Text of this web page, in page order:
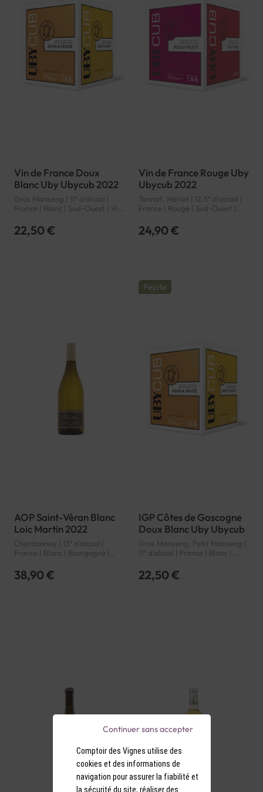
Vin de France Doux
Blanc Uby Ubycub 2022
Gros Manseng | 11° d'alcool |
France | Blanc | Sud-Ouest | Vin
22,50 €
Vin de France Rouge Uby
Ubycub 2022
Tannat, Merlot | 12.5° d'alcool |
France | Rouge | Sud-Ouest |
24,90 €
AOP Saint-Véran Blanc
Loic Martin 2022
Chardonnay | 13° d'alcool |
France | Blanc | Bourgogne |
38,90 €
Pépite
IGP Côtes de Gascogne
Doux Blanc Uby Ubycub
Gros Manseng, Petit Manseng |
11° d'alcool | France | Blanc |
| IGP
22,50 €
Comptoir des Vignes utilise des
cookies et des informations de
navigation pour assurer la fiabilité et
la sécurité du site, réaliser des
Continuer sans accepter